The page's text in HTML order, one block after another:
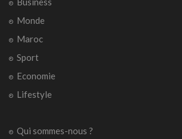
Monde
Maroc
Sport
Economie
Lifestyle
Qui sommes-nous ?